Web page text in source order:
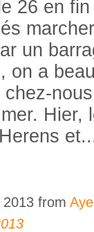
26 en
un
on a
Hier,
from